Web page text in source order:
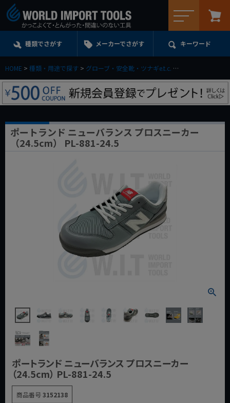
種類でさがす メーカーでさがす キーワード
HOME 種類・用途で探す グローブ・安全靴・ツナギe.t.c.
ポートランド ニューバランス プロスニーカー
（24.5cm） PL-881-24.5
ポートランド ニューバランス プロスニーカー
（24.5cm） PL-881-24.5
商品番号3152138